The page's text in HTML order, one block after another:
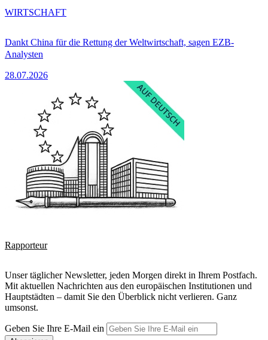
Dankt China für die Rettung der Weltwirtschaft, sagen EZB-
Analysten
28.07.2026
WIRTSCHAFT
Rapporteur
Unser täglicher Newsletter, jeden Morgen direkt in Ihrem Postfach.
Mit aktuellen Nachrichten aus den europäischen Institutionen und
Hauptstädten – damit Sie den Überblick nicht verlieren. Ganz
umsonst.
Geben Sie Ihre E-Mail ein